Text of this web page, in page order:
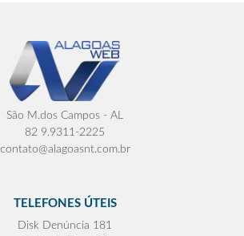
São M.dos Campos - AL
82 9.9311-2225
contato@alagoasnt.com.br
TELEFONES ÚTEIS
Disk Denúncia 181